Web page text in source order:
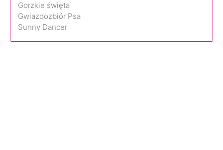
Gorzkie święta
Gwiazdozbiór Psa
Sunny Dancer